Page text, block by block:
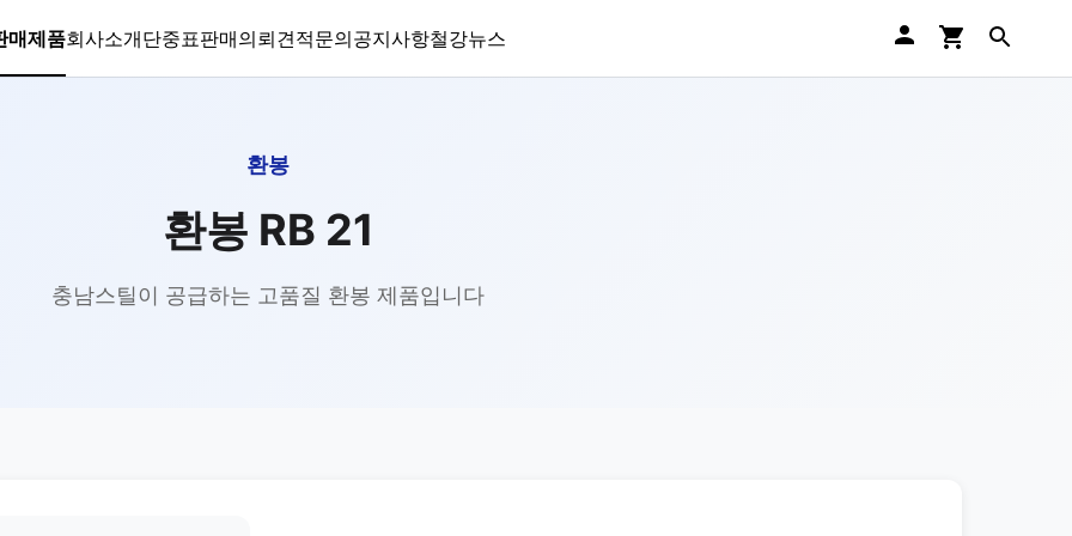
매제품회사소개단중표판매의뢰견적문의공지사항철강뉴스
환봉
환봉 RB 21
충남스틸이 공급하는 고품질 환봉 제품입니다